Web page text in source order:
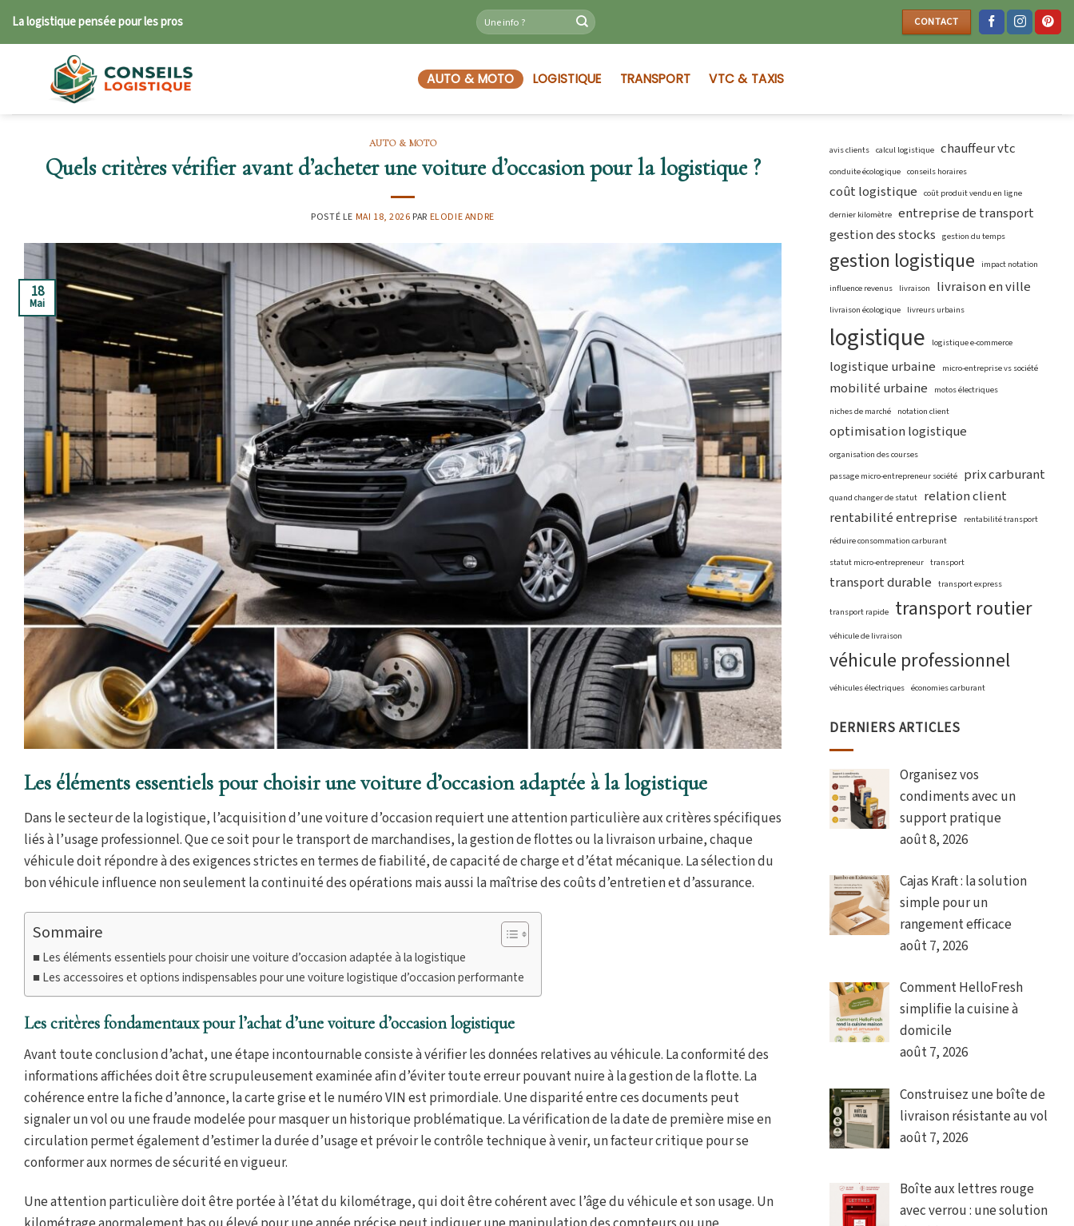
La logistique pensée pour les pros CONTACT
AUTO & MOTO LOGISTIQUE TRANSPORT VTC & TAXIS
AUTO & MOTO
Quels critères vérifier avant d’acheter une voiture d’occasion pour la logistique ?
POSTÉ LE MAI 18, 2026 PAR ELODIE ANDRE
18
Mai
Les éléments essentiels pour choisir une voiture d’occasion adaptée à la logistique
Dans le secteur de la logistique, l’acquisition d’une voiture d’occasion requiert une attention particulière aux critères spécifiques
liés à l’usage professionnel. Que ce soit pour le transport de marchandises, la gestion de flottes ou la livraison urbaine, chaque
véhicule doit répondre à des exigences strictes en termes de fiabilité, de capacité de charge et d’état mécanique. La sélection du
bon véhicule influence non seulement la continuité des opérations mais aussi la maîtrise des coûts d’entretien et d’assurance.
Sommaire
Les éléments essentiels pour choisir une voiture d’occasion adaptée à la logistique
Les accessoires et options indispensables pour une voiture logistique d’occasion performante
Les critères fondamentaux pour l’achat d’une voiture d’occasion logistique
Avant toute conclusion d’achat, une étape incontournable consiste à vérifier les données relatives au véhicule. La conformité des
informations affichées doit être scrupuleusement examinée afin d’éviter toute erreur pouvant nuire à la gestion de la flotte. La
cohérence entre la fiche d’annonce, la carte grise et le numéro VIN est primordiale. Une disparité entre ces documents peut
signaler un vol ou une fraude modelée pour masquer un historique problématique. La vérification de la date de première mise en
circulation permet également d’estimer la durée d’usage et prévoir le contrôle technique à venir, un facteur critique pour se
conformer aux normes de sécurité en vigueur.
Une attention particulière doit être portée à l’état du kilométrage, qui doit être cohérent avec l’âge du véhicule et son usage. Un
avis clients calcul logistique chauffeur vtc
conduite écologique conseils horaires
coût logistique coût produit vendu en ligne
dernier kilomètre entreprise de transport
gestion des stocks gestion du temps
gestion logistique
impact notation
influence revenus livraison livraison en ville
livraison écologique livreurs urbains
logistique logistique e-commerce
logistique urbaine micro-entreprise vs société
mobilité urbaine
motos électriques
niches de marché notation client
optimisation logistique
organisation des courses
passage micro-entrepreneur société prix carburant
quand changer de statut relation client
rentabilité entreprise
rentabilité transport
réduire consommation carburant
statut micro-entrepreneur transport
transport durable transport express
transport rapide transport routier
véhicule de livraison
véhicule professionnel
véhicules électriques économies carburant
DERNIERS ARTICLES
Organisez vos
condiments avec un
support pratique
août 8, 2026
Cajas Kraft : la solution
simple pour un
rangement efficace
août 7, 2026
Comment HelloFresh
simplifie la cuisine à
domicile
août 7, 2026
Construisez une boîte de
livraison résistante au vol
août 7, 2026
Boîte aux lettres rouge
avec verrou : une solution